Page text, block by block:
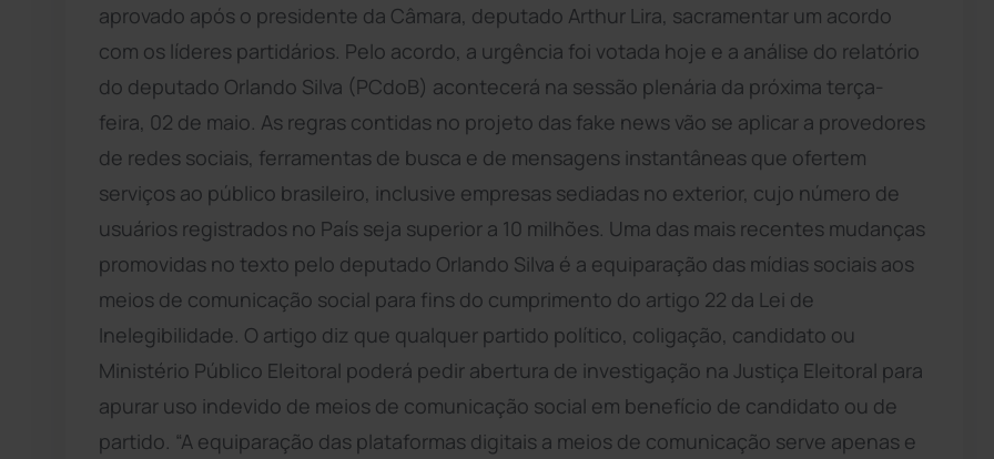
aprovado após o presidente da Câmara, deputado Arthur Lira, sacramentar um acordo
com os líderes partidários. Pelo acordo, a urgência foi votada hoje e a análise do relatório
do deputado Orlando Silva (PCdoB) acontecerá na sessão plenária da próxima terça-
feira, 02 de maio. As regras contidas no projeto das fake news vão se aplicar a provedores
de redes sociais, ferramentas de busca e de mensagens instantâneas que ofertem
serviços ao público brasileiro, inclusive empresas sediadas no exterior, cujo número de
usuários registrados no País seja superior a 10 milhões. Uma das mais recentes mudanças
promovidas no texto pelo deputado Orlando Silva é a equiparação das mídias sociais aos
meios de comunicação social para fins do cumprimento do artigo 22 da Lei de
Inelegibilidade. O artigo diz que qualquer partido político, coligação, candidato ou
Ministério Público Eleitoral poderá pedir abertura de investigação na Justiça Eleitoral para
apurar uso indevido de meios de comunicação social em benefício de candidato ou de
partido. “A equiparação das plataformas digitais a meios de comunicação serve apenas e